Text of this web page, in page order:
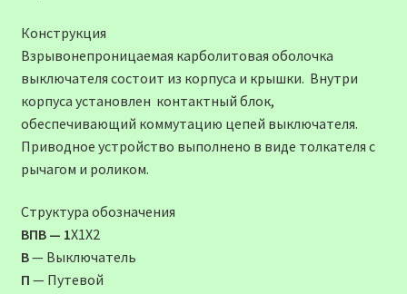
Конструкция
Взрывонепроницаемая карболитовая оболочка
выключателя состоит из корпуса и крышки. Внутри
корпуса установлен контактный блок,
обеспечивающий коммутацию цепей выключателя.
Приводное устройство выполнено в виде толкателя с
рычагом и роликом.
Структура обозначения
ВПВ — 1Х1Х2
В— Выключатель
П — Путевой